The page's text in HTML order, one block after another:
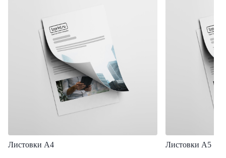
Листовки A4 Листовки А5